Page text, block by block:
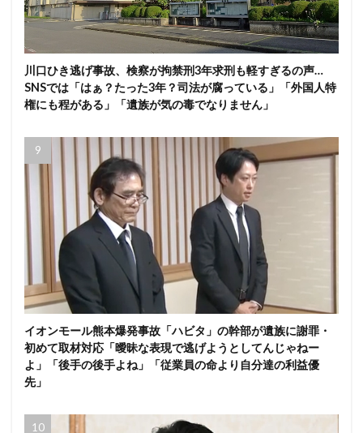
川口ひき逃げ事故、検察が拘禁刑3年求刑も軽すぎるの声…
SNSでは「はぁ？たった3年？司法が腐っている」「外国人特
権にも程がある」「遺族が気の毒でなりません」
イオンモール熊本爆発事故「ハビタ」の幹部が遺族に謝罪・
初めて取材対応「曖昧な表現で逃げようとしてんじゃねー
よ」「後手の後手よね」「従業員の命より自分達の利益優
先」